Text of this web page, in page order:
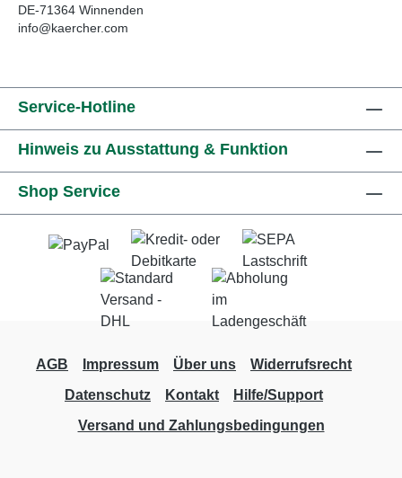
DE-71364 Winnenden
info@kaercher.com
Service-Hotline
Hinweis zu Ausstattung & Funktion
Shop Service
AGB Impressum Über uns
Widerrufsrecht
Datenschutz
Kontakt
Hilfe/Support
Versand und Zahlungsbedingungen